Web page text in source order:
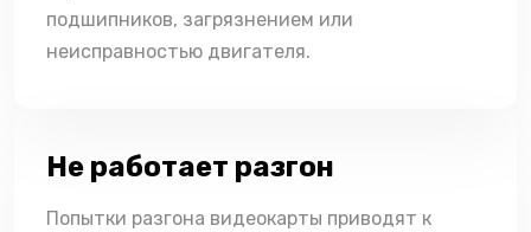
подшипников, загрязнением или
неисправностью двигателя.
Не работает разгон
Попытки разгона видеокарты приводят к